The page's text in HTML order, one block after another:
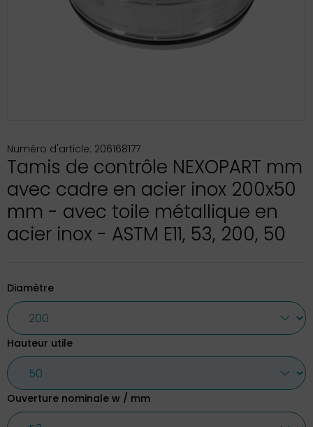
Numéro d'article: 206168177
Tamis de contrôle NEXOPART mm
avec cadre en acier inox 200x50
mm - avec toile métallique en
acier inox - ASTM E11, 53, 200, 50
Diamètre
Hauteur utile
Ouverture nominale w / mm